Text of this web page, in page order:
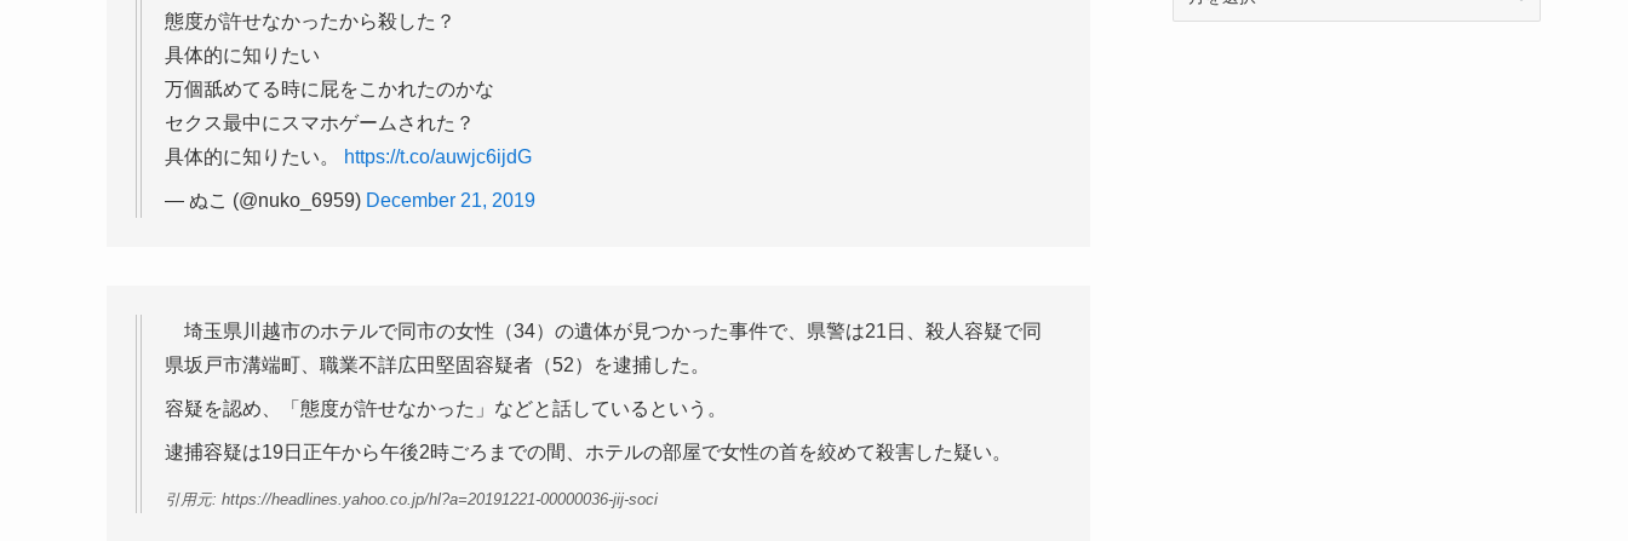
態度が許せなかったから殺した？
具体的に知りたい
万個舐めてる時に屁をこかれたのかな
セクス最中にスマホゲームされた？
具体的に知りたい。
https://t.co/auwjc6ijdG
— ぬこ (@nuko_6959) December 21, 2019
埼玉県川越市のホテルで同市の女性（34）の遺体が見つかった事件で、県警は21日、殺人容疑で同
県坂戸市溝端町、職業不詳広田堅固容疑者（52）を逮捕した。
容疑を認め、「態度が許せなかった」などと話しているという。
逮捕容疑は19日正午から午後2時ごろまでの間、ホテルの部屋で女性の首を絞めて殺害した疑い。
引用元: https://headlines.yahoo.co.jp/hl?a=20191221-00000036-jij-soci